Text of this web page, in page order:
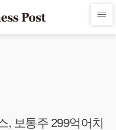
, 보통주 299억어치